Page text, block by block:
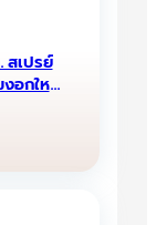
สเปรย์
อกใหม่